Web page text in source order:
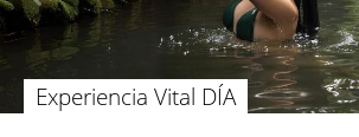
Experiencia Vital DÍA